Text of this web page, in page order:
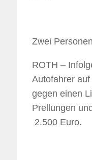
Zwei
ROTH –
Autofahrer
gegen einen
Prellungen
2.500 Euro.